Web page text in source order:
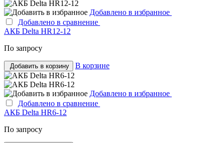
Добавлено в избранное
Добавлено в сравнение
АКБ Delta HR12-12
По запросу
Добавить в корзину В корзине
Добавлено в избранное
Добавлено в сравнение
АКБ Delta HR6-12
По запросу